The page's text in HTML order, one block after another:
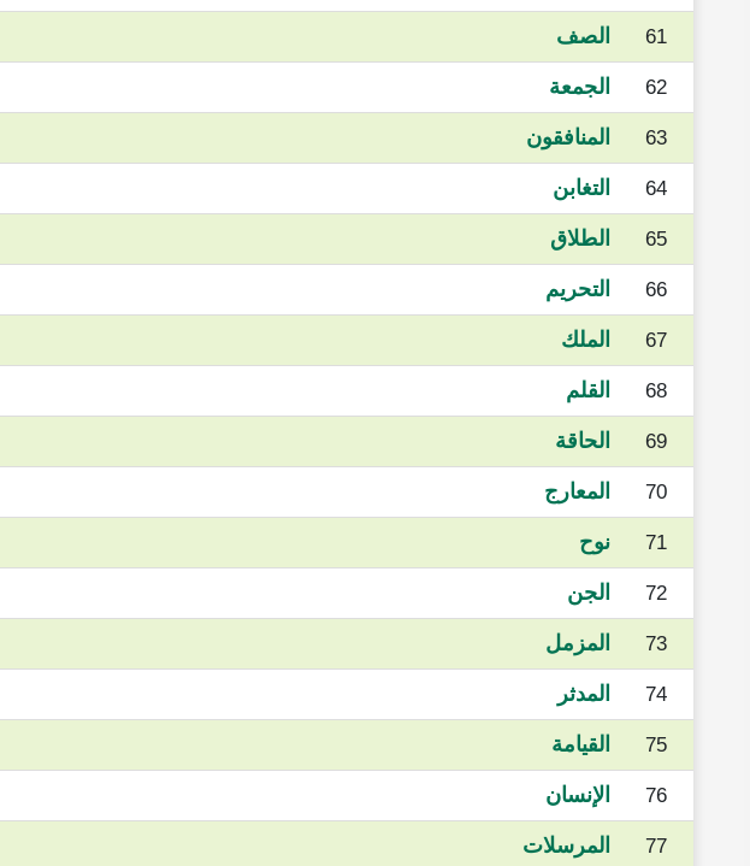
61 الصف
62 الجمعة
63 المنافقون
64 التغابن
65 الطلاق
66 التحريم
67 الملك
68 القلم
69 الحاقة
70 المعارج
71 نوح
72 الجن
73 المزمل
74 المدثر
75 القيامة
76 الإنسان
77 المرسلات